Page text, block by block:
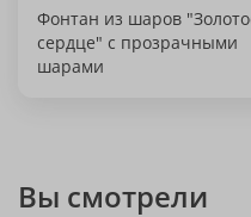
Фонтан из шаров
сердце" с прозрачными
шарами
Вы смотрели